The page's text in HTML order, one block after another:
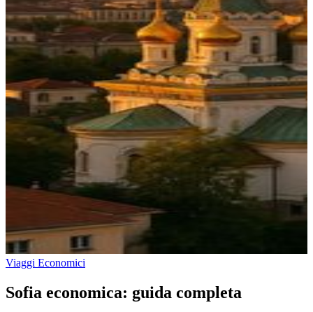
Viaggi Economici
Sofia economica: guida completa